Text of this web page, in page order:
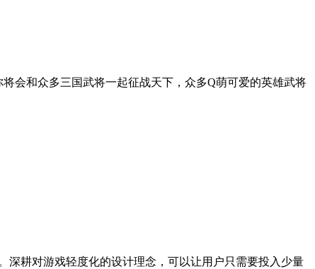
会和众多三国武将一起征战天下，众多Q萌可爱的英雄武将
深耕对游戏轻度化的设计理念，可以让用户只需要投入少量